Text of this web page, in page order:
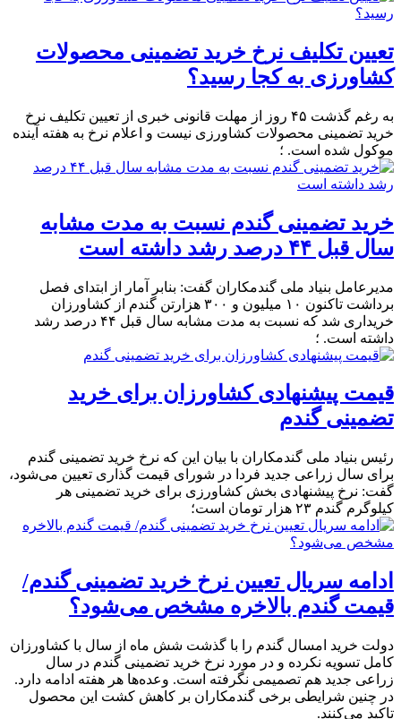
تعیین تکلیف نرخ خرید تضمینی محصولات
کشاورزی به کجا رسید؟
به رغم گذشت ۴۵ روز از مهلت قانونی خبری از تعیین تکلیف نرخ
خرید تضمینی محصولات کشاورزی نیست و اعلام نرخ به هفته آینده
موکول شده است. ؛
خرید تضمینی گندم نسبت به مدت مشابه
سال قبل ۴۴ درصد رشد داشته است
مدیرعامل بنیاد ملی گندمکاران گفت: بنابر آمار از ابتدای فصل
برداشت تاکنون ۱۰ میلیون و ۳۰۰ هزارتن گندم از کشاورزان
خریداری شد که نسبت به مدت مشابه سال قبل ۴۴ درصد رشد
داشته است. ؛
قیمت پیشنهادی کشاورزان برای خرید
تضمینی گندم
رئیس بنیاد ملی گندمکاران با بیان این که نرخ خرید تضمینی گندم
برای سال زراعی جدید فردا در شورای قیمت گذاری تعیین می‌شود،
گفت: نرخ پیشنهادی بخش کشاورزی برای خرید تضمینی هر
کیلوگرم گندم ۲۳ هزار تومان است؛
ادامه سریال تعیین نرخ خرید تضمینی گندم/
قیمت گندم بالاخره مشخص می‌شود؟
دولت خرید امسال گندم را با گذشت شش ماه از سال با کشاورزان
کامل تسویه نکرده و در مورد نرخ خرید تضمینی گندم در سال
زراعی جدید هم تصمیمی نگرفته است. وعده‌ها هر هفته ادامه دارد.
در چنین شرایطی برخی گندمکاران بر کاهش کشت این محصول
تاکید می‌کنند.